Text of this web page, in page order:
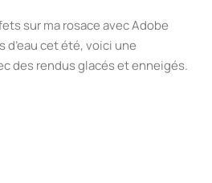
sur ma rosace avec Adobe
d’eau cet été, voici une
des rendus glacés et enneigés.